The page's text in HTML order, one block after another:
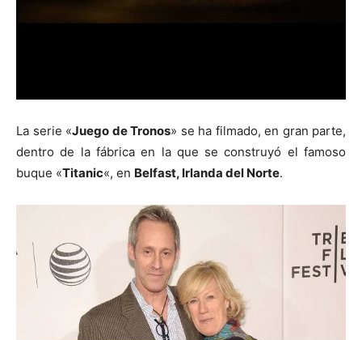
La serie «Juego de Tronos» se ha filmado, en gran parte,
dentro de la fábrica en la que se construyó el famoso
buque «Titanic«, en Belfast, Irlanda del Norte.